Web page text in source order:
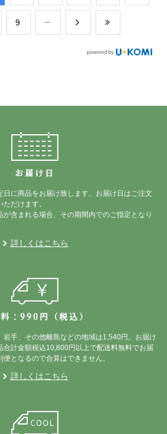
​9
お届け日
日に商品をお届け致します。お届け日はご注文
だけます。
が含まれる場合、その期間内でのご指定となり
詳しくはこちら
：990円（税込）
岩手、その他離島などの地域は1,540円。お届け
合計金額税込10,800円以上で配送料無料でお届
となるので合算はできません。
詳しくはこちら